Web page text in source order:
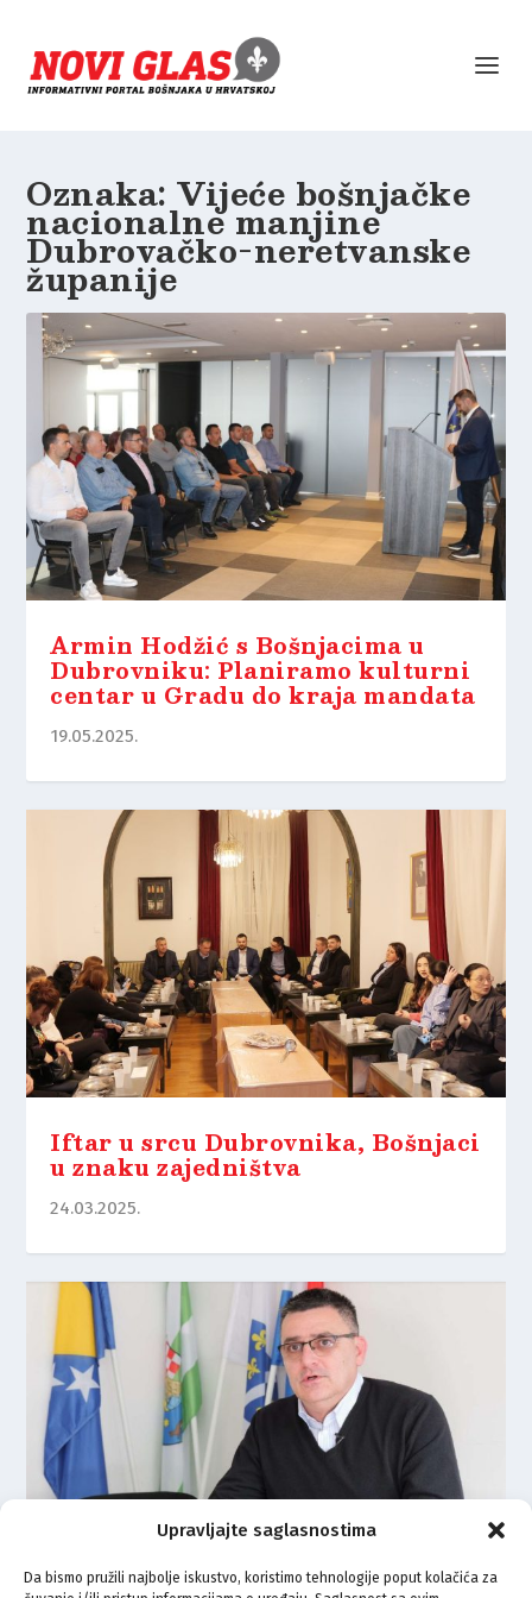
Upravljajte saglasnostima
Da bismo pružili najbolje iskustvo, koristimo tehnologije poput kolačića za
Oznaka:Vijeće bošnjačke
nacionalne manjine
Dubrovačko-neretvanske
županije
Armin Hodžić s Bošnjacima u
Dubrovniku: Planiramo kulturni
centar u Gradu do kraja mandata
19.05.2025.
Iftar u srcu Dubrovnika, Bošnjaci
u znaku zajedništva
24.03.2025.